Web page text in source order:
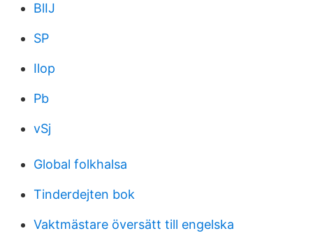
BlIJ
SP
Ilop
Pb
vSj
Global folkhalsa
Tinderdejten bok
Vaktmästare översätt till engelska